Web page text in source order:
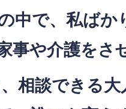
中で、私ばか
事や介護をさ
相談できる